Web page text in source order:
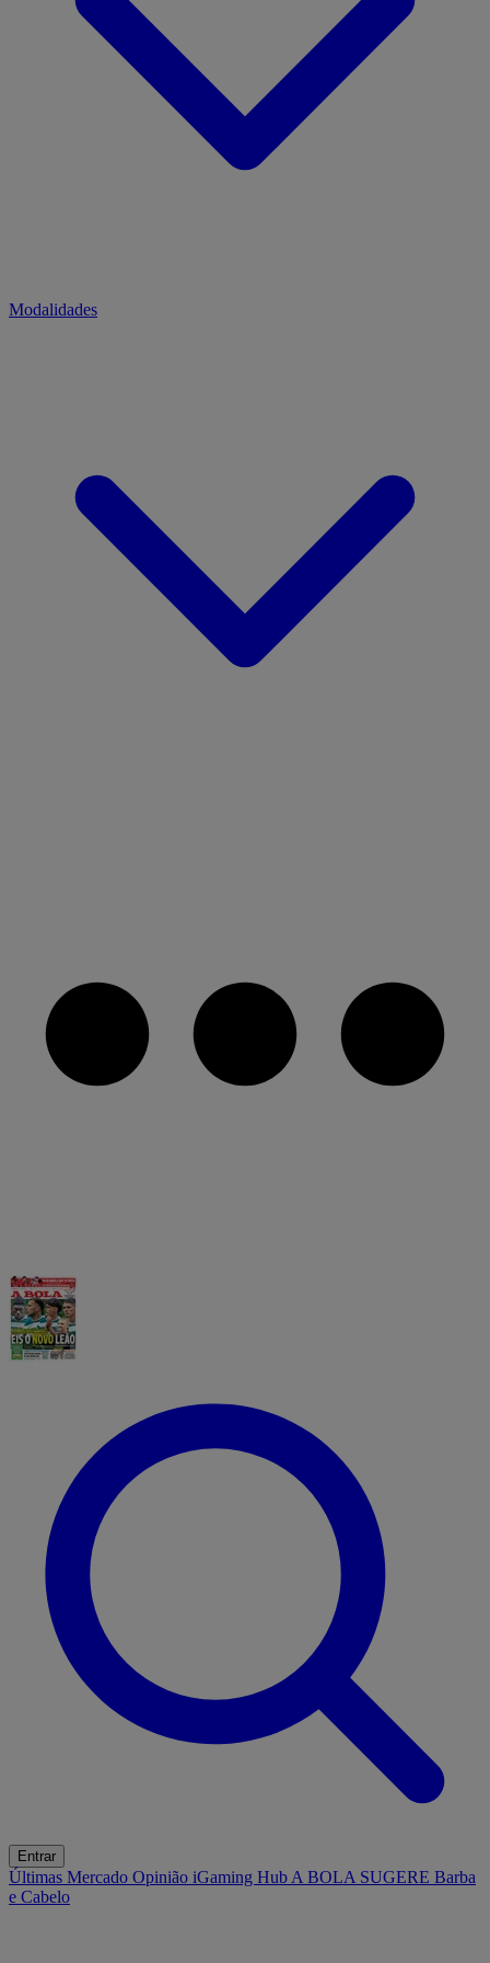
Modalidades
Entrar
Últimas Mercado Opinião iGaming Hub A BOLA SUGERE Barba
e Cabelo